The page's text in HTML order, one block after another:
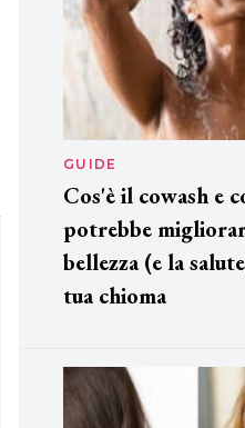
GUIDE
Cos'è il cowash e
potrebbe
bellezza (e la
tua chioma